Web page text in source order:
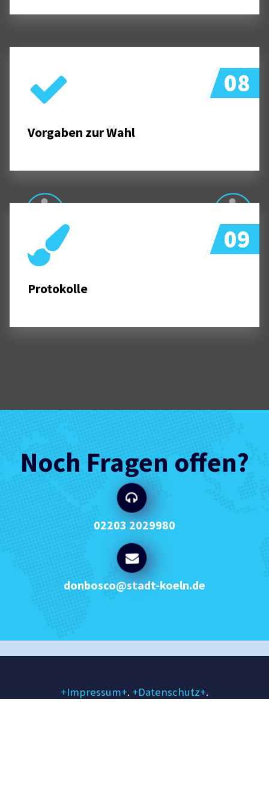
Vorgaben zur Wahl
08
Protokolle
09
Noch Fragen offen?
02203 2029980
donbosco@stadt-koeln.de
+Impressum+. +Datenschutz+.